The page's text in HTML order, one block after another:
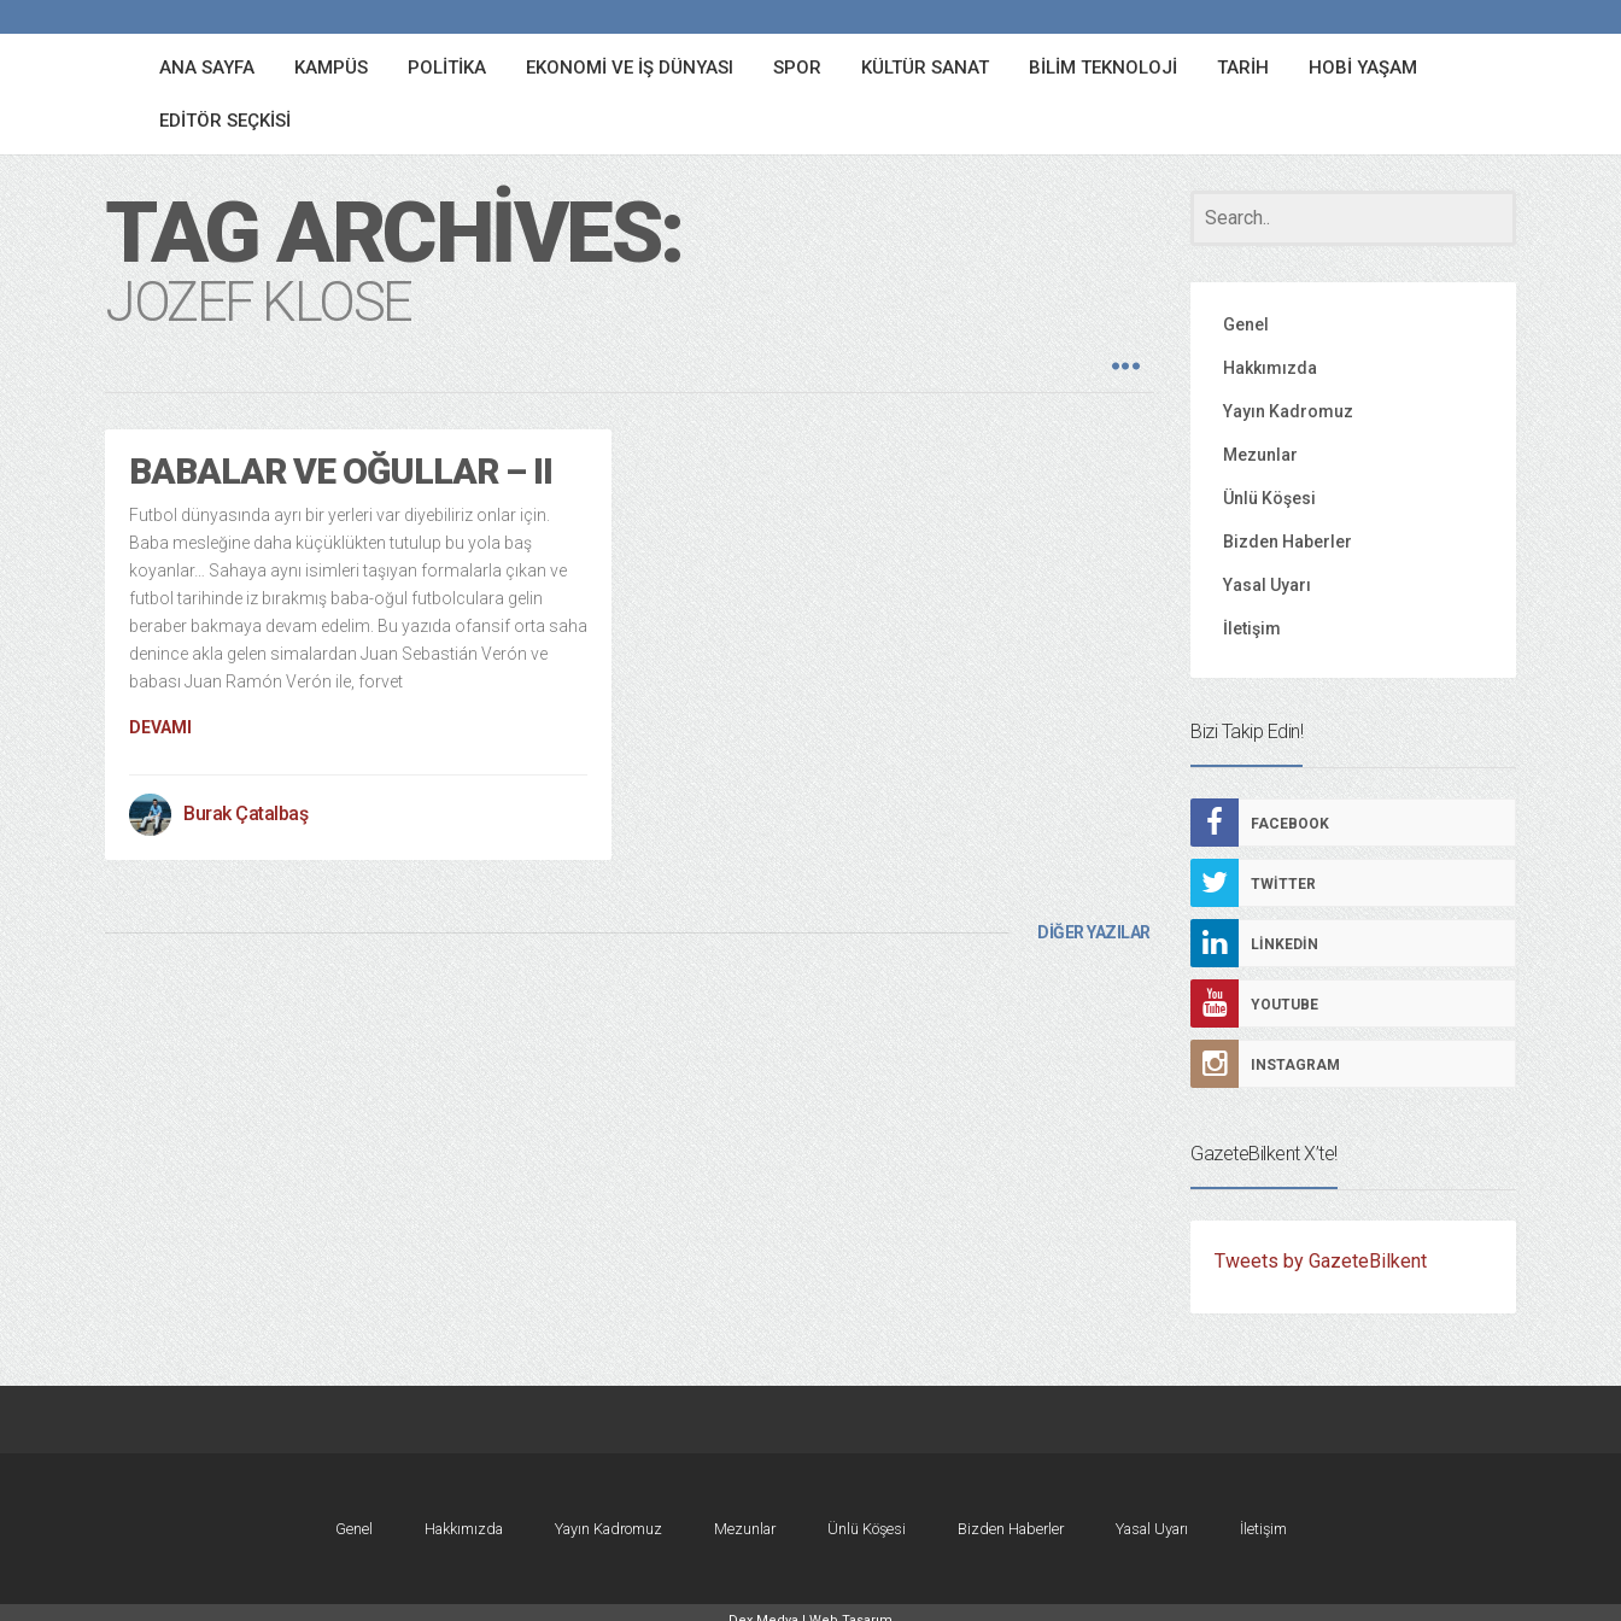
ANA SAYFA KAMPÜS POLITIKA EKONOMI VE İŞ DÜNYASI SPOR KÜLTÜR SANAT BILIM TEKNOLOJI TARIH HOBI YAŞAM
EDITÖR SEÇKISI
TAG ARCHIVES:
JOZEF KLOSE
BABALAR VE OĞULLAR – II
Futbol dünyasında ayrı bir yerleri var diyebiliriz onlar için.
Baba mesleğine daha küçüklükten tutulup bu yola baş
koyanlar… Sahaya aynı isimleri taşıyan formalarla çıkan ve
futbol tarihinde iz bırakmış baba-oğul futbolculara gelin
beraber bakmaya devam edelim. Bu yazıda ofansif orta saha
denince akla gelen simalardan Juan Sebastián Verón ve
babası Juan Ramón Verón ile, forvet
DEVAMI
Burak Çatalbaş
DİĞER YAZILAR
Genel
Hakkımızda
Yayın Kadromuz
Mezunlar
Ünlü Köşesi
Bizden Haberler
Yasal Uyarı
İletişim
Bizi Takip Edin!
FACEBOOK
TWITTER
LINKEDIN
YOUTUBE
INSTAGRAM
GazeteBilkent X’te!
Tweets by GazeteBilkent
Genel Hakkımızda Yayın Kadromuz Mezunlar Ünlü Köşesi Bizden Haberler Yasal Uyarı İletişim